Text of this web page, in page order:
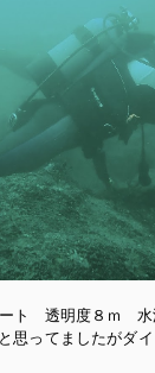
ート 透明度８ｍ
思ってましたがダ